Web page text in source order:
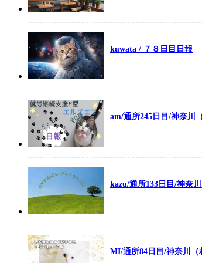
kuwata / ７８日目日報
am/通所245日目/神奈川
kazu/通所133日目/神奈
MI/通所84日目/神奈川（